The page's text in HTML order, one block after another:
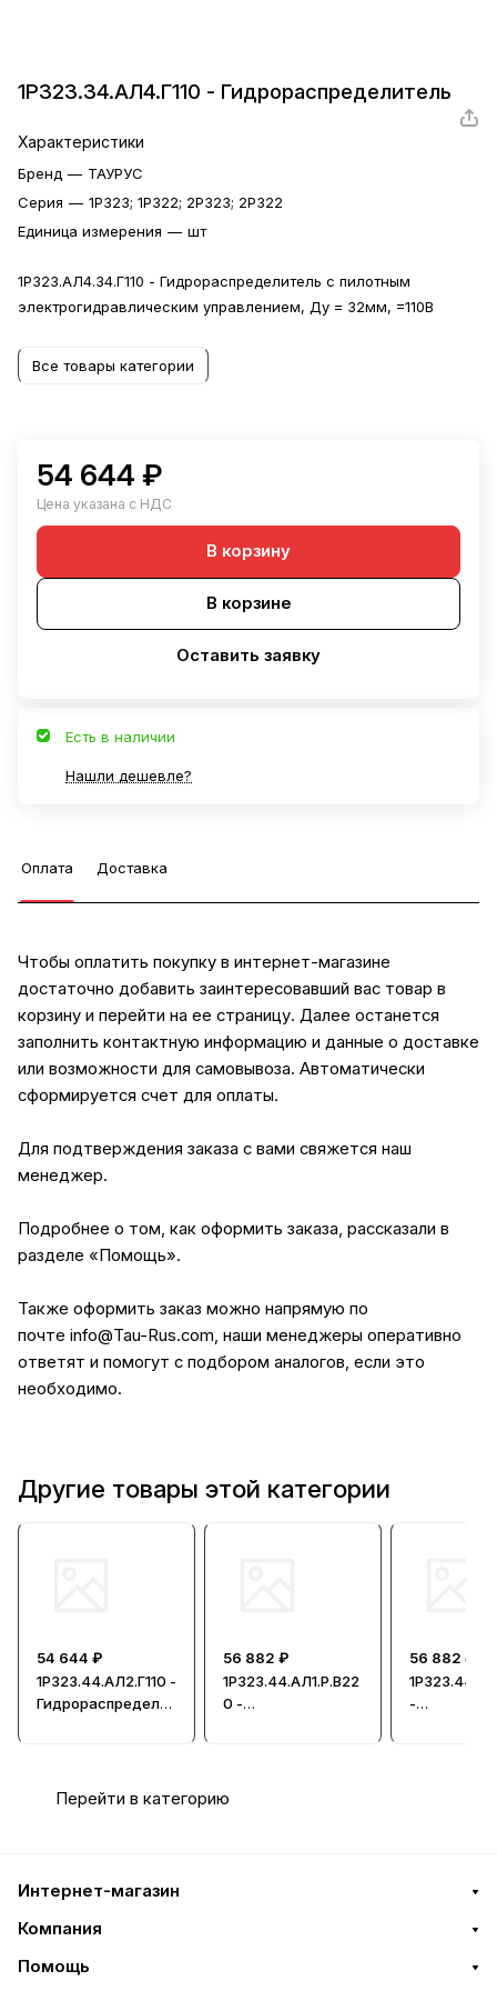
1Р323.34.АЛ4.Г110 - Гидрораспределитель
Характеристики
Бренд — ТАУРУС
Серия — 1Р323; 1Р322; 2Р323; 2Р322
Единица измерения — шт
1Р323.АЛ4.34.Г110 - Гидрораспределитель с пилотным
электрогидравлическим управлением, Ду = 32мм, =110В
Все товары категории
54 644 ₽
Цена указана с НДС
В корзину
В корзине
Оставить заявку
Есть в наличии
Нашли дешевле?
Оплата Доставка
Чтобы оплатить покупку в интернет-магазине
достаточно добавить заинтересовавший вас товар в
корзину и перейти на ее страницу. Далее останется
заполнить контактную информацию и данные о доставке
или возможности для самовывоза. Автоматически
сформируется счет для оплаты.
Для подтверждения заказа с вами свяжется наш
менеджер.
Подробнее о том, как оформить заказа, рассказали в
разделе «Помощь».
Также оформить заказ можно напрямую по
почте info@Tau-Rus.com, наши менеджеры оперативно
ответят и помогут с подбором аналогов, если это
необходимо.
Другие товары этой категории
54 644 ₽
1Р323.44.АЛ2.Г110 -
Гидрораспредели
56 882 ₽
1Р323.44.АЛ1.Р.В22
0 -
56 882 ₽
-
Перейти в категорию
Интернет-магазин
Компания
Помощь